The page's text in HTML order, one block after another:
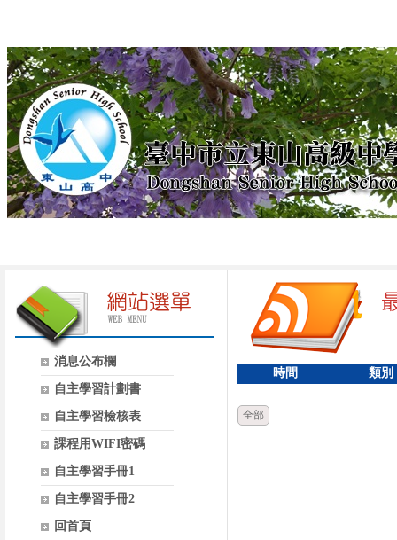
消息公布欄
自主學習計劃書
自主學習檢核表
課程用WIFI密碼
自主學習手冊1
自主學習手冊2
回首頁
時間 類別
全部